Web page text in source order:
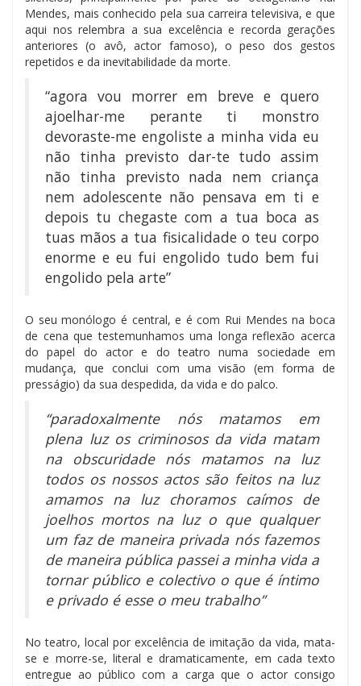
Mendes, mais conhecido pela sua carreira televisiva, e que
aqui nos relembra a sua excelência e recorda gerações
anteriores (o avô, actor famoso), o peso dos gestos
repetidos e da inevitabilidade da morte.
“agora vou morrer em breve e quero
ajoelhar-me perante ti monstro
devoraste-me engoliste a minha vida eu
não tinha previsto dar-te tudo assim
não tinha previsto nada nem criança
nem adolescente não pensava em ti e
depois tu chegaste com a tua boca as
tuas mãos a tua fisicalidade o teu corpo
enorme e eu fui engolido tudo bem fui
engolido pela arte”
O seu monólogo é central, e é com Rui Mendes na boca
de cena que testemunhamos uma longa reflexão acerca
do papel do actor e do teatro numa sociedade em
mudança, que conclui com uma visão (em forma de
presságio) da sua despedida, da vida e do palco.
“paradoxalmente nós matamos em
plena luz os criminosos da vida matam
na obscuridade nós matamos na luz
todos os nossos actos são feitos na luz
amamos na luz choramos caímos de
joelhos mortos na luz o que qualquer
um faz de maneira privada nós fazemos
de maneira pública passei a minha vida a
tornar público e colectivo o que é íntimo
e privado é esse o meu trabalho”
No teatro, local por excelência de imitação da vida, mata-
se e morre-se, literal e dramaticamente, em cada texto
entregue ao público com a carga que o actor consigo